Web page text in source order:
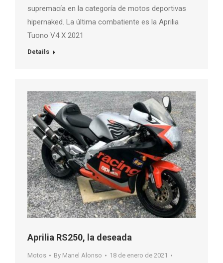
supremacía en la categoría de motos deportivas
hipernaked. La última combatiente es la Aprilia
Tuono V4 X 2021
Details
Aprilia RS250, la deseada
Motos By Manel Alonso
18 de enero de 2021